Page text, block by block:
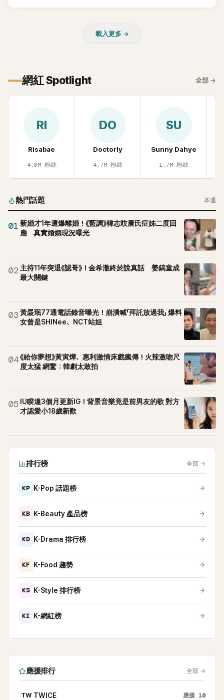
載入更多 →
網紅 Spotlight 全部 →
RI
Risabae
4.0M 粉絲
DO
Doctorly
4.7M 粉絲
SU
Sunny Dahye
1.7M 粉絲
熱門話題 本週
01 新婚才1年遭爆離婚！《藍調》韓志旼唐氏症姊二度回
應 真實婚姻現況曝光
02 主持11年突退《認哥》！金希澈終於說真話 姜鎬童成
最大關鍵
03黃晸珉77通電話錄音曝光！崩潰喊「拜託放過我」 爆料
女曾是SHINee、NCT站姐
04《給你夢想》黃寅燁、惠利激情床戲瘋傳！火辣激吻尺
度太猛 網驚：韓劇太敢拍
05 IU睽違3個月更新IG！背景音樂竟是前男友的歌 對方
才認愛小18歲新歡
排行榜 全部 →
KP K-Pop 話題榜
KB K-Beauty 產品榜
KD K-Drama 排行榜
KF K-Food 趨勢
KS K-Style 排行榜
KI K-網紅榜
應援排行 全部 →
TW TWICE 應援 10